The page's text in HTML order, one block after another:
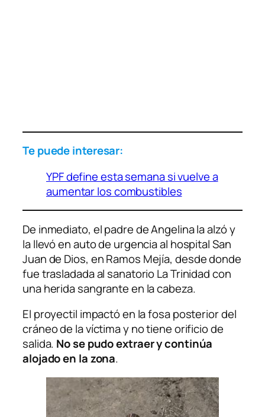
Te puede interesar:
YPF define esta semana si vuelve a
aumentar los combustibles
De inmediato, el padre de Angelina la alzó y
la llevó en auto de urgencia al hospital San
Juan de Dios, en Ramos Mejía, desde donde
fue trasladada al sanatorio La Trinidad con
una herida sangrante en la cabeza.
El proyectil impactó en la fosa posterior del
cráneo de la víctima y no tiene orificio de
salida. No se pudo extraer y continúa
alojado en la zona.